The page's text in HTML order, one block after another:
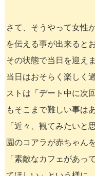
さて、そうやって女性
を伝える事が出来ると
その状態で当日を迎えま
当日はおそらく楽しく
ストは「デート中に次
もそこまで難しい事は
「近々、観てみたいと
園のコアラが赤ちゃん
「素敵なカフェがあっ